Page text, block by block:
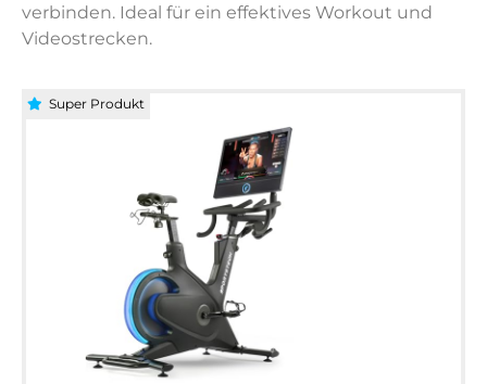
verbinden. Ideal für ein effektives Workout und
Videostrecken.
Super Produkt